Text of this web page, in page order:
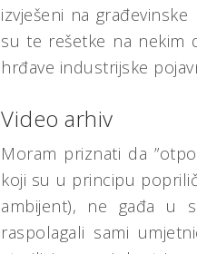
izvješeni na
su te rešetke na nekim
hrđave industrijske
Video arhiv
Moram priznati da
koji su u principu
ambijent), ne gađa u
raspolagali sami